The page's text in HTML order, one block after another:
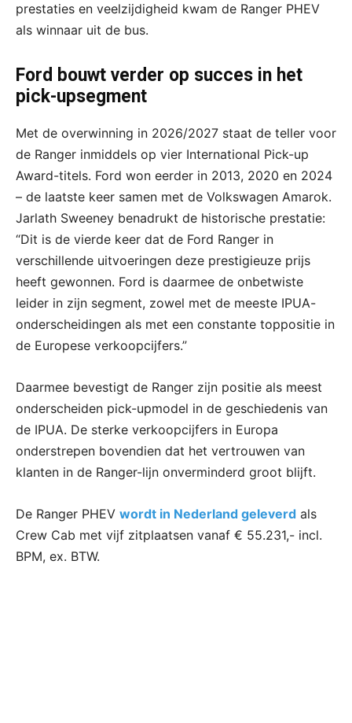
prestaties en veelzijdigheid kwam de Ranger PHEV
als winnaar uit de bus.
Ford bouwt verder op succes in het
pick-upsegment
Met de overwinning in 2026/2027 staat de teller voor
de Ranger inmiddels op vier International Pick-up
Award-titels. Ford won eerder in 2013, 2020 en 2024
– de laatste keer samen met de Volkswagen Amarok.
Jarlath Sweeney benadrukt de historische prestatie:
“Dit is de vierde keer dat de Ford Ranger in
verschillende uitvoeringen deze prestigieuze prijs
heeft gewonnen. Ford is daarmee de onbetwiste
leider in zijn segment, zowel met de meeste IPUA-
onderscheidingen als met een constante toppositie in
de Europese verkoopcijfers.”
Daarmee bevestigt de Ranger zijn positie als meest
onderscheiden pick-upmodel in de geschiedenis van
de IPUA. De sterke verkoopcijfers in Europa
onderstrepen bovendien dat het vertrouwen van
klanten in de Ranger-lijn onverminderd groot blijft.
De Ranger PHEV wordt in Nederland geleverd als
Crew Cab met vijf zitplaatsen vanaf € 55.231,- incl.
BPM, ex. BTW.